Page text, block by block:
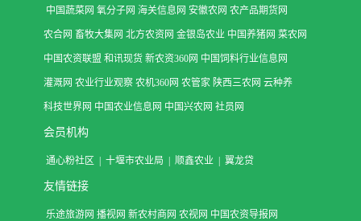
中国蔬菜网 氧分子网 海关信息网 安徽农网 农产品期货网
农合网 畜牧大集网 北方农资网 金银岛农业 中国养猪网 菜农网
中国农资联盟 和讯现货 新农资360网 中国饲料行业信息网
灌溉网 农业行业观察 农机360网 农管家 陕西三农网 云种养
科技世界网 中国农业信息网 中国兴农网 社员网
会员机构
通心粉社区 十堰市农业局 顺鑫农业 翼龙贷
友情链接
乐途旅游网 播视网 新农村商网 农视网 中国农资导报网